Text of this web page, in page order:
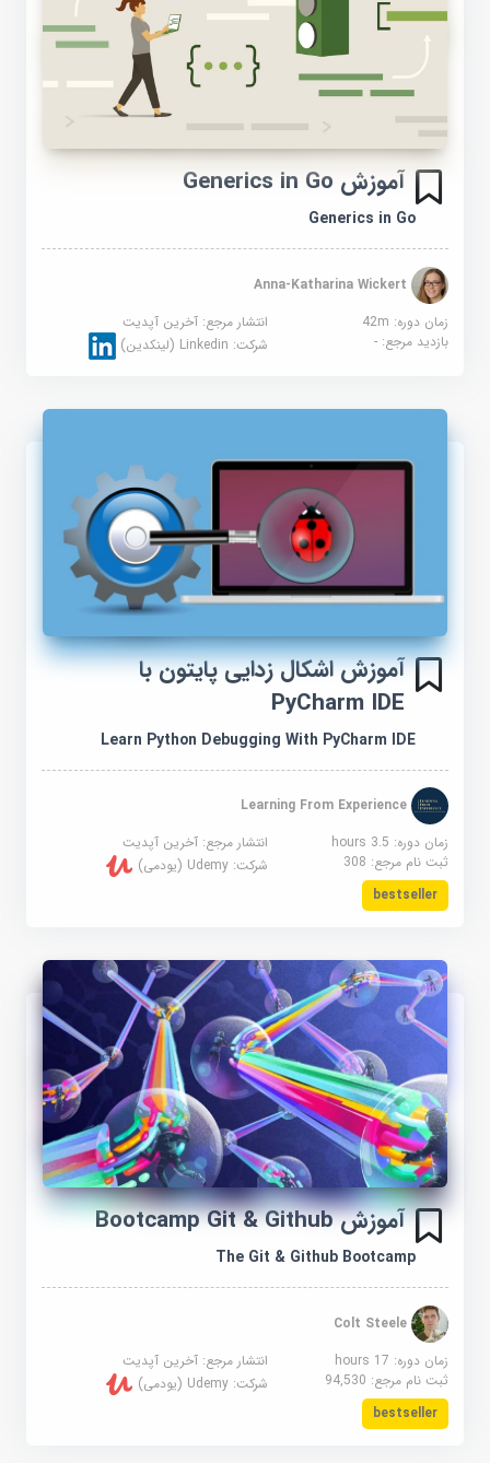
آموزش Generics in Go
Generics in Go
Anna-Katharina Wickert
زمان دوره: 42m
انتشار مرجع:آخرین آپدیت
بازدید مرجع:- شرکت:Linkedin (لینکدین)
آموزش اشکال زدایی پایتون با
PyCharm IDE
Learn Python Debugging With PyCharm IDE
Learning From Experience
زمان دوره: 3.5 hours
انتشار مرجع:آخرین آپدیت
ثبت نام مرجع:308 شرکت:Udemy (یودمی)
bestseller
آموزش Bootcamp Git & Github
The Git & Github Bootcamp
Colt Steele
زمان دوره: 17 hours
انتشار مرجع:آخرین آپدیت
ثبت نام مرجع:94,530 شرکت:Udemy (یودمی)
bestseller